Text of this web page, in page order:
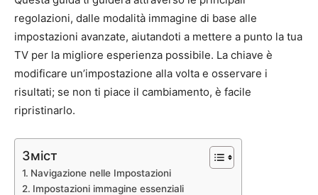
regolazioni, dalle modalità immagine di base alle
impostazioni avanzate, aiutandoti a mettere a punto la tua
TV per la migliore esperienza possibile. La chiave è
modificare un’impostazione alla volta e osservare i
risultati; se non ti piace il cambiamento, è facile
ripristinarlo.
Зміст
Navigazione nelle Impostazioni
Impostazioni immagine essenziali